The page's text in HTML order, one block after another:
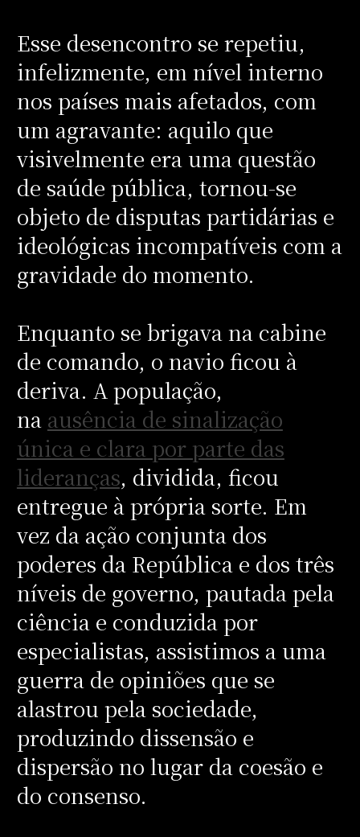
Esse desencontro se repetiu,
infelizmente, em nível interno
nos países mais afetados, com
um agravante: aquilo que
visivelmente era uma questão
de saúde pública, tornou-se
objeto de disputas partidárias e
ideológicas incompatíveis com a
gravidade do momento.
Enquanto se brigava na cabine
de comando, o navio ficou à
deriva. A população,
na ausência de sinalização
única e clara por parte das
lideranças, dividida, ficou
entregue à própria sorte. Em
vez da ação conjunta dos
poderes da República e dos três
níveis de governo, pautada pela
ciência e conduzida por
especialistas, assistimos a uma
guerra de opiniões que se
alastrou pela sociedade,
produzindo dissensão e
dispersão no lugar da coesão e
do consenso.